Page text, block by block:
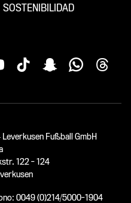
SOSTENIBILIDAD
Leverkusen Fußball GmbH
122 - 124
0049 (0)214/5000-1904